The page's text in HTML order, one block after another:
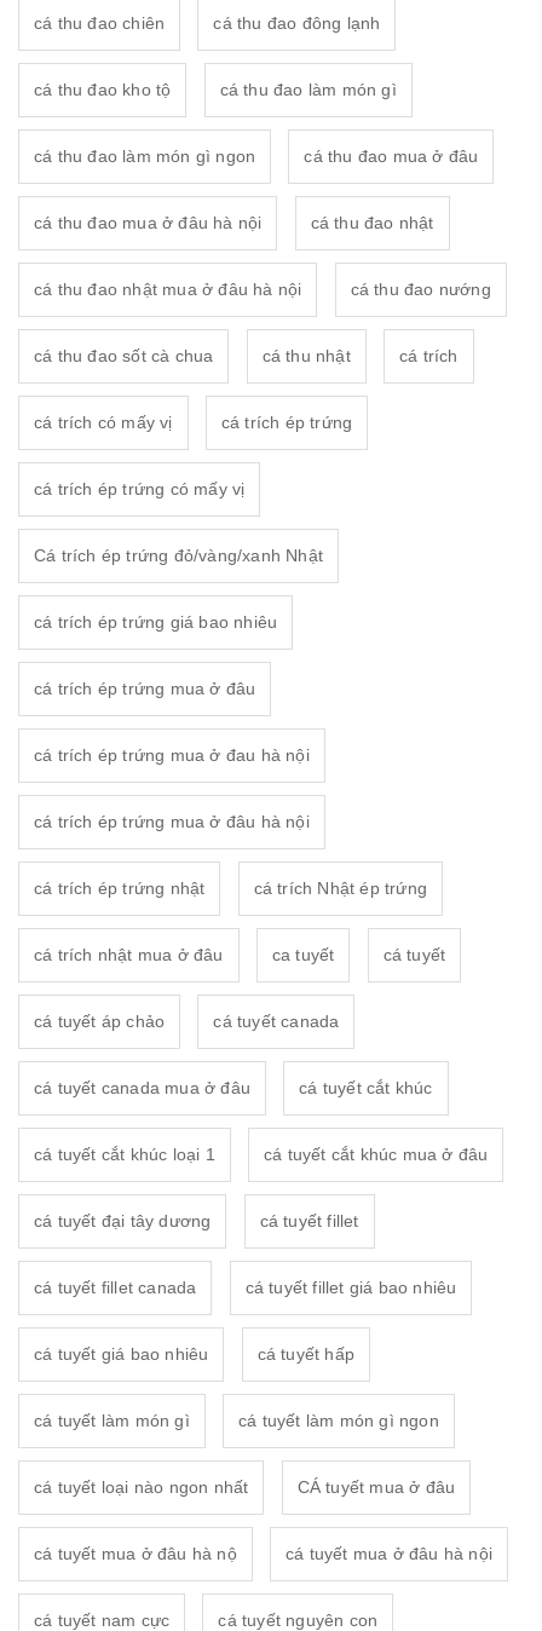
cá thu đao chiên cá thu đao đông lạnh
cá thu đao kho tộ cá thu đao làm món gì
cá thu đao làm món gì ngon cá thu đao mua ở đâu
cá thu đao mua ở đâu hà nội cá thu đao nhật
cá thu đao nhật mua ở đâu hà nội cá thu đao nướng
cá thu đao sốt cà chua cá thu nhật cá trích
cá trích có mấy vị cá trích ép trứng
cá trích ép trứng có mấy vị
Cá trích ép trứng đỏ/vàng/xanh Nhật
cá trích ép trứng giá bao nhiêu
cá trích ép trứng mua ở đâu
cá trích ép trứng mua ở đau hà nội
cá trích ép trứng mua ở đâu hà nội
cá trích ép trứng nhật cá trích Nhật ép trứng
cá trích nhật mua ở đâu ca tuyết cá tuyết
cá tuyết áp chảo cá tuyết canada
cá tuyết canada mua ở đâu cá tuyết cắt khúc
cá tuyết cắt khúc loại 1 cá tuyết cắt khúc mua ở đâu
cá tuyết đại tây dương cá tuyết fillet
cá tuyết fillet canada cá tuyết fillet giá bao nhiêu
cá tuyết giá bao nhiêu cá tuyết hấp
cá tuyết làm món gì cá tuyết làm món gì ngon
cá tuyết loại nào ngon nhất CÁ tuyết mua ở đâu
cá tuyết mua ở đâu hà nộ cá tuyết mua ở đâu hà nội
cá tuyết nam cực cá tuyết nguyên con